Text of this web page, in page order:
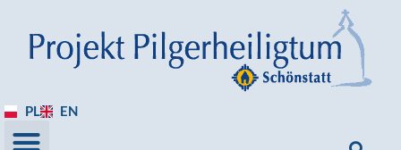
PL EN